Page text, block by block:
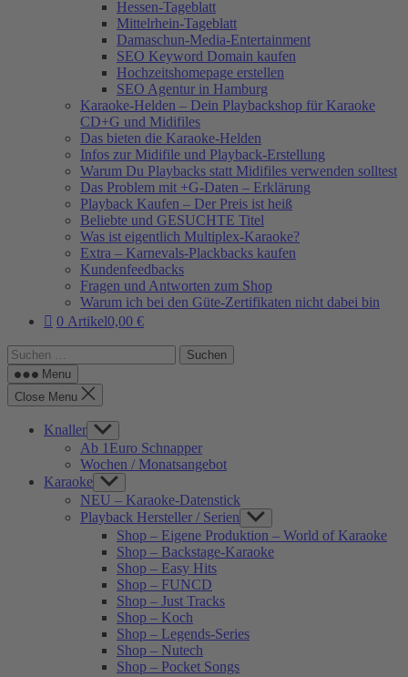
Hessen-Tageblatt
Mittelrhein-Tageblatt
Damaschun-Media-Entertainment
SEO Keyword Domain kaufen
Hochzeitshomepage erstellen
SEO Agentur in Hamburg
Karaoke-Helden – Dein Playbackshop für Karaoke
CD+G und Midifiles
Das bieten die Karaoke-Helden
Infos zur Midifile und Playback-Erstellung
Warum Du Playbacks statt Midifiles verwenden solltest
Das Problem mit +G-Daten – Erklärung
Playback Kaufen – Der Preis ist heiß
Beliebte und GESUCHTE Titel
Was ist eigentlich Multiplex-Karaoke?
Extra – Karnevals-Plackbacks kaufen
Kundenfeedbacks
Fragen und Antworten zum Shop
Warum ich bei den Güte-Zertifikaten nicht dabei bin
0 Artikel0,00 €
Suchen
nach: Menu
Close Menu
Knaller Show
sub
menu
Ab 1Euro Schnapper
Wochen / Monatsangebot
Karaoke Show
sub
menu
NEU – Karaoke-Datenstick
Playback Hersteller / Serien Show
sub
menu
Shop – Eigene Produktion – World of Karaoke
Shop – Backstage-Karaoke
Shop – Easy Hits
Shop – FUNCD
Shop – Just Tracks
Shop – Koch
Shop – Legends-Series
Shop – Nutech
Shop – Pocket Songs